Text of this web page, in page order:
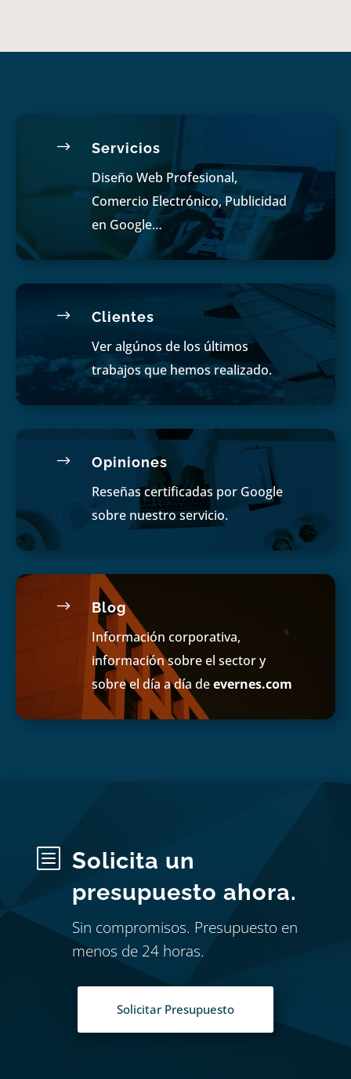
$ Servicios
Diseño Web Profesional,
Comercio Electrónico, Publicidad
en Google…
$ Clientes
Ver algúnos de los últimos
trabajos que hemos realizado.
$ Opiniones
Reseñas certificadas por Google
sobre nuestro servicio.
$ Blog
Información corporativa,
información sobre el sector y
sobre el día a día deevernes.com
b
Solicita un
presupuesto ahora.
Sin compromisos. Presupuesto en
menos de 24 horas.
Solicitar Presupuesto